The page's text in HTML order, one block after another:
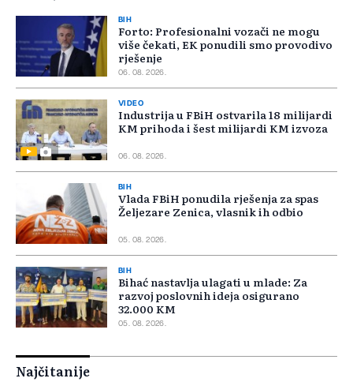
BIH
Forto: Profesionalni vozači ne mogu
više čekati, EK ponudili smo provodivo
rješenje
06. 08. 2026.
VIDEO
Industrija u FBiH ostvarila 18 milijardi
KM prihoda i šest milijardi KM izvoza
06. 08. 2026.
BIH
Vlada FBiH ponudila rješenja za spas
Željezare Zenica, vlasnik ih odbio
05. 08. 2026.
BIH
Bihać nastavlja ulagati u mlade: Za
razvoj poslovnih ideja osigurano
32.000 KM
05. 08. 2026.
Najčitanije